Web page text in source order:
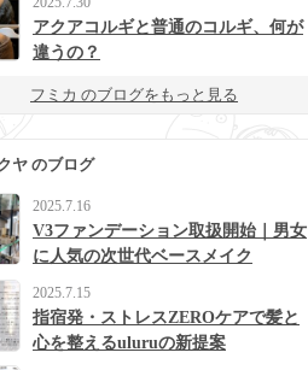
アクアコルギと普通のコルギ、何が
違うの？
フミカ のブログをもっと見る
ヤ のブログ
2025.7.16
V3ファンデーション取扱開始｜男女
に人気の次世代ベースメイク
2025.7.15
指宿発・ストレスZEROケアで髪と
心を整えるuluruの新提案